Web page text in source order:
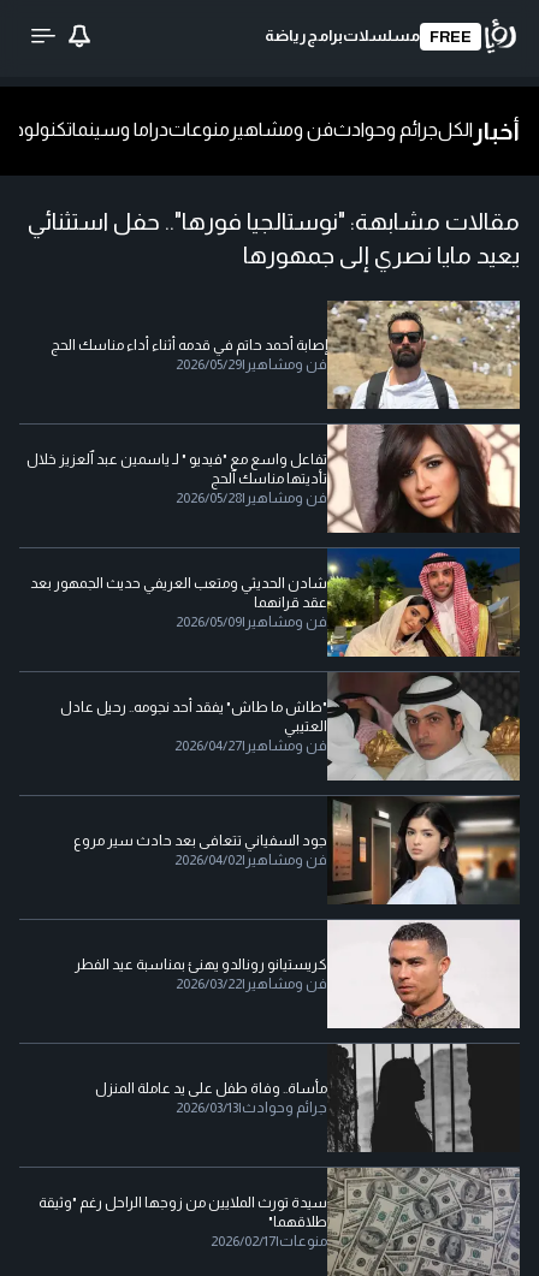
FREE مسلسلاتبرامج رياضة
أخبار الكلجرائم وحوادثفن ومشاهير منوعاتدراما وسينماتكنولوجيا
مقالات مشابهة: "نوستالجيا فورها".. حفل استثنائي
يعيد مايا نصري إلى جمهورها
إصابة أحمد حاتم في قدمه أثناء أداء مناسك الحج
فن ومشاهير |
2026/05/29
تفاعل واسع مع "فيديو " لـ ياسمين عبد ٱلعزيز خلال
تأديتها مناسك ٱلحج
فن ومشاهير |
2026/05/28
شادن الحديثي ومتعب العريفي حديث الجمهور بعد
عقد قرانهما
فن ومشاهير |
2026/05/09
"طاش ما طاش" يفقد أحد نجومه.. رحيل عادل
العتيبي
فن ومشاهير |
2026/04/27
جود السفياني تتعافى بعد حادث سير مروع
فن ومشاهير |
2026/04/02
كريستيانو رونالدو يهنئ بمناسبة عيد الفطر
فن ومشاهير |
2026/03/22
مأساة.. وفاة طفل على يد عاملة المنزل
جرائم وحوادث|
2026/03/13
سيدة تورث الملايين من زوجها الراحل رغم "وثيقة
طلاقهما"
منوعات|
2026/02/17